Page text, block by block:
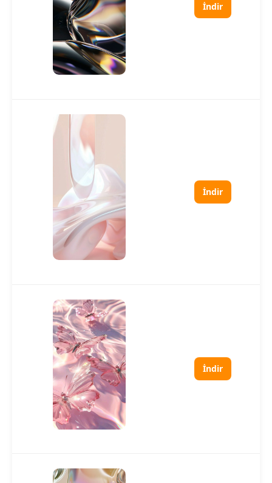
İndir
İndir
İndir